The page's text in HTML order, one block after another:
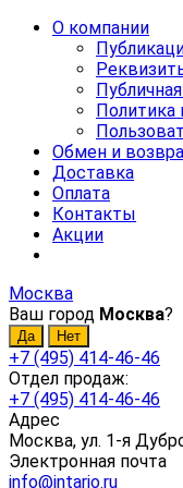
О компании
Политика
Обмен и
Доставка
Оплата
Контакты
Акции
Москва
Ваш город Москва?
+7 (495) 414-46-46
Отдел продаж:
+7 (495) 414-46-46
Адрес
Москва, ул. 1-я
Электронная почта
info@intario.ru